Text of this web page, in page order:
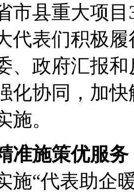
市县重大项
代表们积极
、政府汇报
化协同，加
施。
准施策优服
施“代表助企